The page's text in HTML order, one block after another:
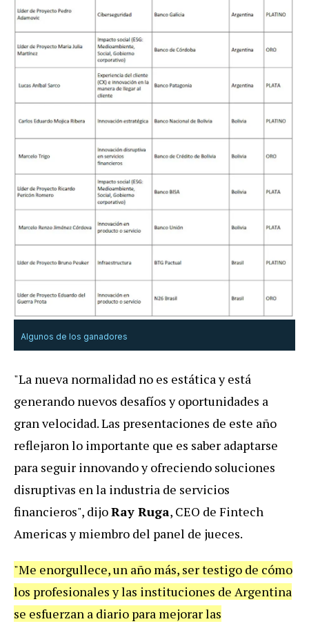
Algunos de los ganadores
"La nueva normalidad no es estática y está
generando nuevos desafíos y oportunidades a
gran velocidad. Las presentaciones de este año
reflejaron lo importante que es saber adaptarse
para seguir innovando y ofreciendo soluciones
disruptivas en la industria de servicios
financieros", dijoRay Ruga, CEO de Fintech
Americas y miembro del panel de jueces.
"Me enorgullece, un año más, ser testigo de cómo
los profesionales y las instituciones de Argentina
se esfuerzan a diario para mejorar las